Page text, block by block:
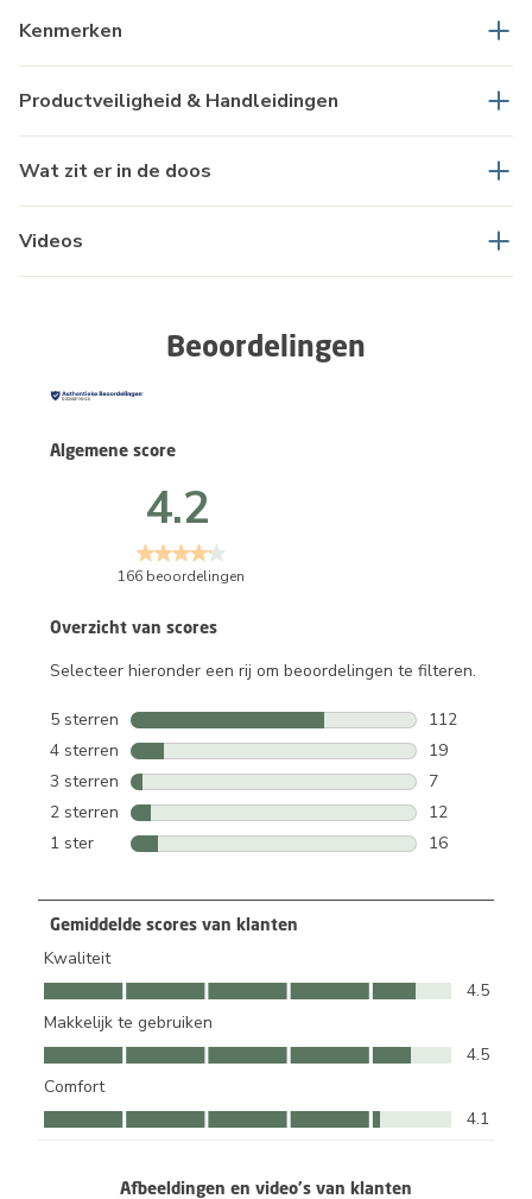
Kenmerken
Productveiligheid & Handleidingen
Wat zit er in de doos
Videos
Beoordelingen
Overzicht van scores
Selecteer hieronder een rij om beoordelingen te filteren.
5 sterren sterren
112
112
4 sterren sterren
19
19
3 sterren sterren
7
7
2 sterren sterren
12
12
1 ster sterren
16
Algemene score
4.2
166 beoordelingen
Gemiddelde scores van klanten
Kwaliteit
Kwaliteit, 4.5 van 5
4.5
Makkelijk te gebruiken
Makkelijk te gebruiken, 4.5 van 5
4.5
Comfort
Comfort, 4.1 van 5
4.1
Afbeeldingen en video's van klanten